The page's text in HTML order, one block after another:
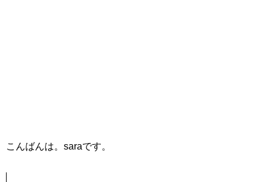
こんばんは。saraです。